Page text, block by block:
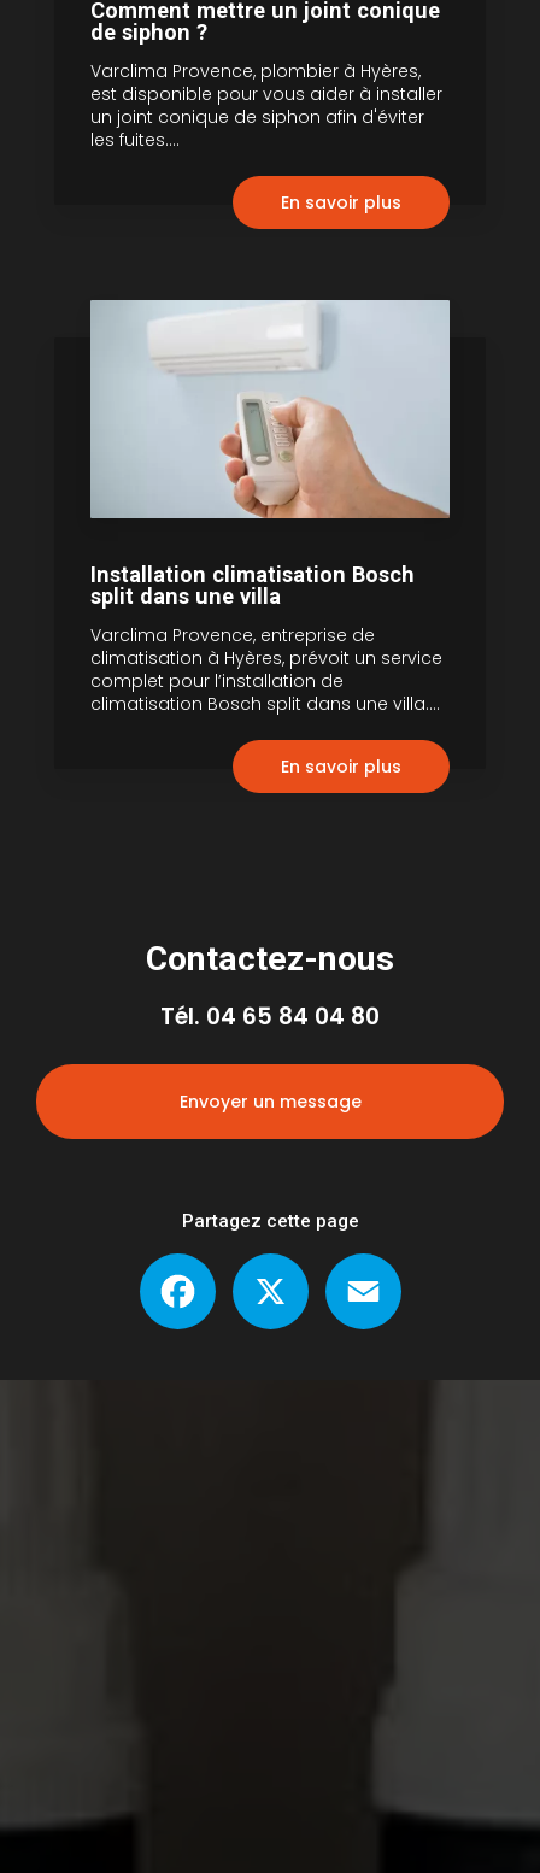
Comment mettre un joint conique
de siphon ?
Varclima Provence, plombier à Hyères,
est disponible pour vous aider à installer
un joint conique de siphon afin d'éviter
les fuites....
En savoir plus
Installation climatisation Bosch
split dans une villa
Varclima Provence, entreprise de
climatisation à Hyères, prévoit un service
complet pour l’installation de
climatisation Bosch split dans une villa....
En savoir plus
Contactez-nous
Tél. 04 65 84 04 80
Envoyer un message
Partagez cette page
Facebook